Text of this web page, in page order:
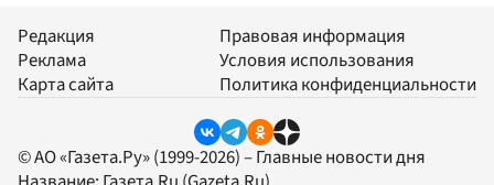
Редакция
Реклама
Карта сайта
Правовая информация
Условия использования
Политика конфиденциальности
© АО «Газета.Ру» (1999-2026) – Главные новости дня